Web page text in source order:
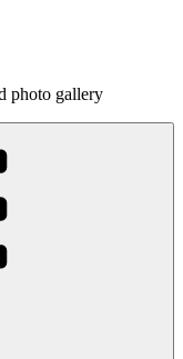
photo gallery